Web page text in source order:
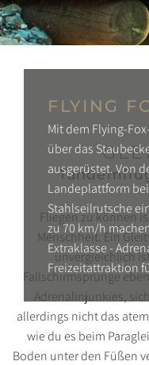
FLYING
Mit dem Flying-
über das
ausgerüstet. Von
Landeplattform
Stahlseilrutsche
zu 70 km/h
Extraklasse -
Freizeitattraktion
Fliegen zu können
Menschheit. Ein
unvergleichlich
Fallschirmsprünge
Adrenalinjunkies,
allerdings nicht das
wie du es beim
Boden unter den Füßen